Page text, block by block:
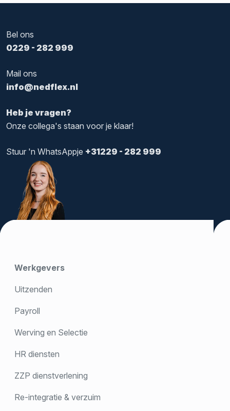
Heb je vragen?
Onze collega's staan voor je klaar!
Bel ons
0229 - 282 999
Mail ons
info@nedflex.nl
Stuur 'n WhatsAppje +31229 - 282 999
Werkgevers
Uitzenden
Payroll
Werving en Selectie
HR diensten
ZZP dienstverlening
Re-integratie & verzuim